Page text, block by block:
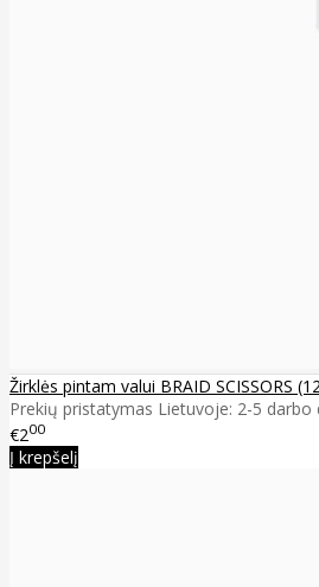
Žirklės pintam valui BRAID SCISSORS
Prekių pristatymas Lietuvoje: 2-5
€200
Į krepšelį